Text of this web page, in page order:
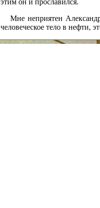
этим он и прославился.
Мне неприятен
человеческое тело в нефти,